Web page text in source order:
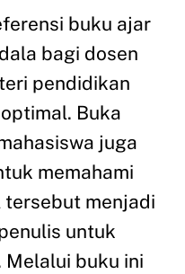
buku ajar
bagi dosen
pendidikan
Buka
juga
memahami
tersebut menjadi
untuk
Melalui buku ini